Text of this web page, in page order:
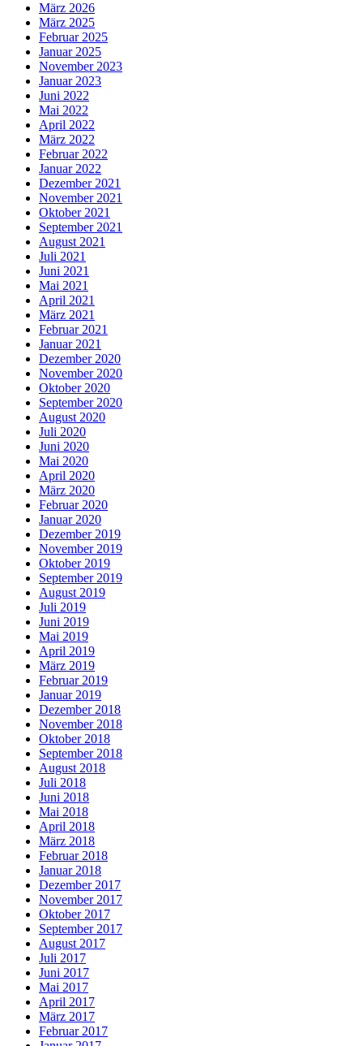
März 2026
März 2025
Februar 2025
Januar 2025
November 2023
Januar 2023
Juni 2022
Mai 2022
April 2022
März 2022
Februar 2022
Januar 2022
Dezember 2021
November 2021
Oktober 2021
September 2021
August 2021
Juli 2021
Juni 2021
Mai 2021
April 2021
März 2021
Februar 2021
Januar 2021
Dezember 2020
November 2020
Oktober 2020
September 2020
August 2020
Juli 2020
Juni 2020
Mai 2020
April 2020
März 2020
Februar 2020
Januar 2020
Dezember 2019
November 2019
Oktober 2019
September 2019
August 2019
Juli 2019
Juni 2019
Mai 2019
April 2019
März 2019
Februar 2019
Januar 2019
Dezember 2018
November 2018
Oktober 2018
September 2018
August 2018
Juli 2018
Juni 2018
Mai 2018
April 2018
März 2018
Februar 2018
Januar 2018
Dezember 2017
November 2017
Oktober 2017
September 2017
August 2017
Juli 2017
Juni 2017
Mai 2017
April 2017
März 2017
Februar 2017